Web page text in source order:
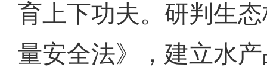
育上下功夫。研判生
量安全法》，建立水